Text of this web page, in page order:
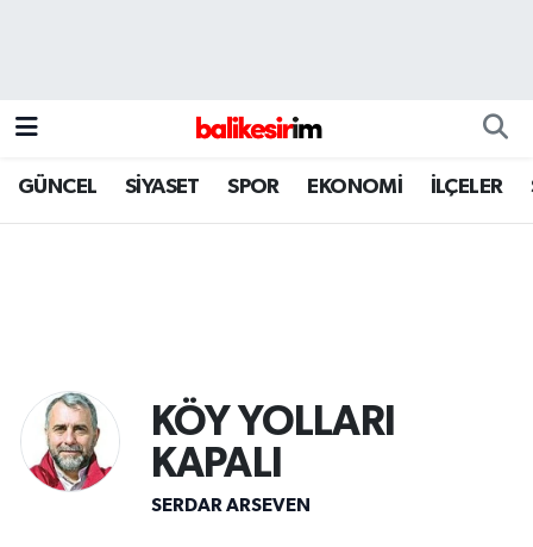
GÜNCEL SİYASET SPOR EKONOMİ İLÇELER
KÖY YOLLARI
KAPALI
SERDAR ARSEVEN